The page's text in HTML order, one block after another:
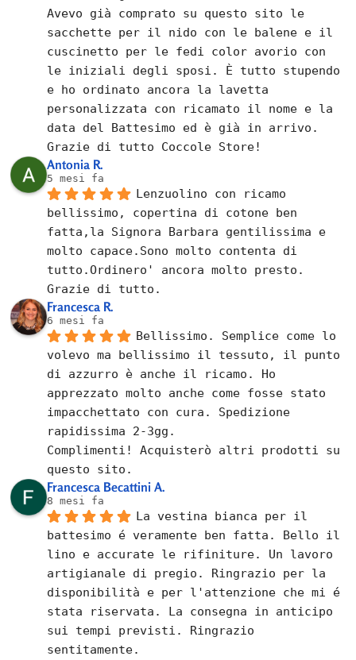
Avevo già comprato su questo sito le
sacchette per il nido con le balene e il
cuscinetto per le fedi color avorio con
le iniziali degli sposi. È tutto stupendo
e ho ordinato ancora la lavetta
personalizzata con ricamato il nome e la
data del Battesimo ed è già in arrivo.
Grazie di tutto Coccole Store!
Antonia R.
5 mesi fa
Lenzuolino con ricamo
bellissimo, copertina di cotone ben
fatta,la Signora Barbara gentilissima e
molto capace.Sono molto contenta di
tutto.Ordinero' ancora molto presto.
Grazie di tutto.
Francesca R.
6 mesi fa
Bellissimo. Semplice come lo
volevo ma bellissimo il tessuto, il punto
di azzurro è anche il ricamo. Ho
apprezzato molto anche come fosse stato
impacchettato con cura. Spedizione
rapidissima 2-3gg.
Complimenti! Acquisterò altri prodotti su
questo sito.
Francesca Becattini A.
8 mesi fa
La vestina bianca per il
battesimo é veramente ben fatta. Bello il
lino e accurate le rifiniture. Un lavoro
artigianale di pregio. Ringrazio per la
disponibilità e per l'attenzione che mi é
stata riservata. La consegna in anticipo
sui tempi previsti. Ringrazio
sentitamente.